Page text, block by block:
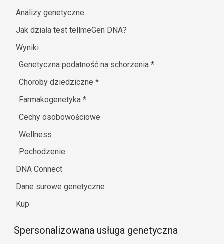
Analizy genetyczne
Jak działa test tellmeGen DNA?
Wyniki
Genetyczna podatność na schorzenia*
Choroby dziedziczne*
Farmakogenetyka*
Cechy osobowościowe
Wellness
Pochodzenie
DNA Connect
Dane surowe genetyczne
Kup
Spersonalizowana usługa genetyczna